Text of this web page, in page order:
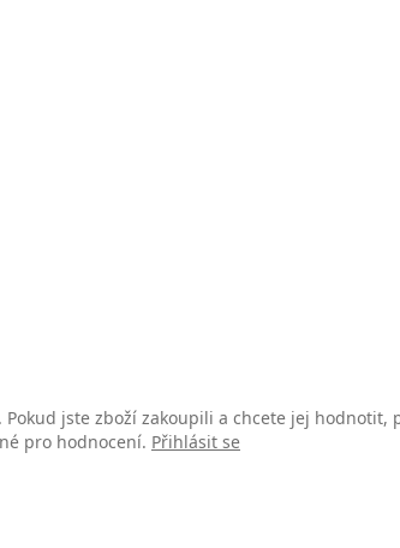
jste zboží zakoupili a chcete jej hodnotit,
pro hodnocení. Přihlásit se